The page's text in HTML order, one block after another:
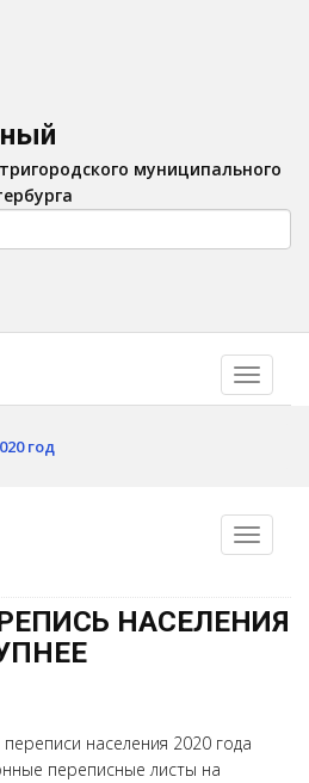
A A
муниципального
год
НАСЕЛЕНИЯ
населения 2020 года
переписные листы на